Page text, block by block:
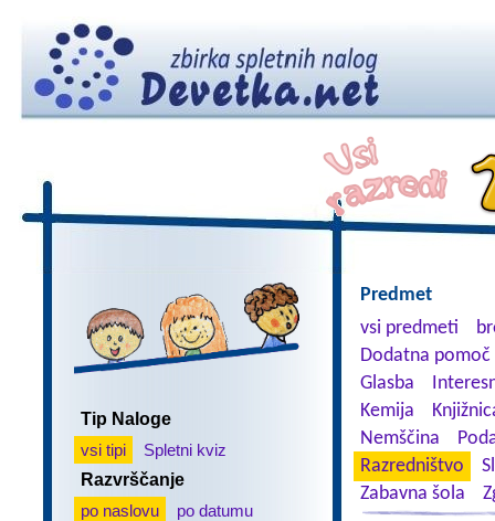
Tip Naloge
vsi tipi
Spletni kviz
Razvrščanje
po naslovu
po datumu
Predmet
vsi predmeti
Dodatna
Glasba
Kemija
Nemščina
Razredništvo
Zabavna šola